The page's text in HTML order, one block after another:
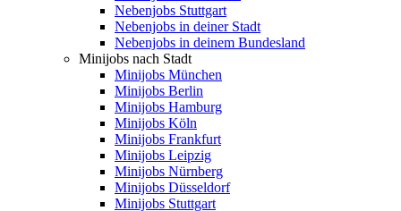
Nebenjobs Stuttgart
Nebenjobs in deiner Stadt
Nebenjobs in deinem Bundesland
Minijobs nach Stadt
Minijobs München
Minijobs Berlin
Minijobs Hamburg
Minijobs Köln
Minijobs Frankfurt
Minijobs Leipzig
Minijobs Nürnberg
Minijobs Düsseldorf
Minijobs Stuttgart